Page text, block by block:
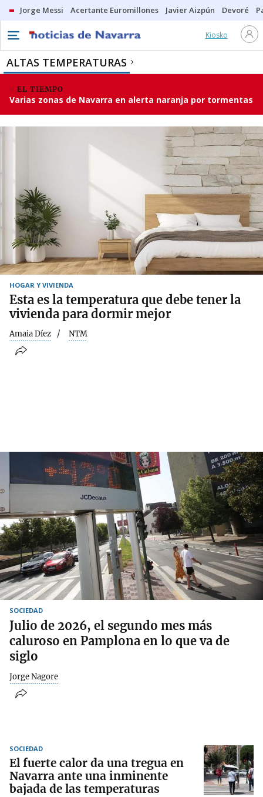
Jorge Messi Acertante Euromillones Javier Aizpún Devoré
Kiosko
ALTAS TEMPERATURAS
EL TIEMPO
Varias zonas de Navarra en alerta naranja por tormentas
HOGAR Y VIVIENDA
Esta es la temperatura que debe tener la
vivienda para dormir mejor
Amaia Díez NTM
SOCIEDAD
Julio de 2026, el segundo mes más
caluroso en Pamplona en lo que va de
siglo
Jorge Nagore
SOCIEDAD
El fuerte calor da una tregua en
Navarra ante una inminente
bajada de las temperaturas